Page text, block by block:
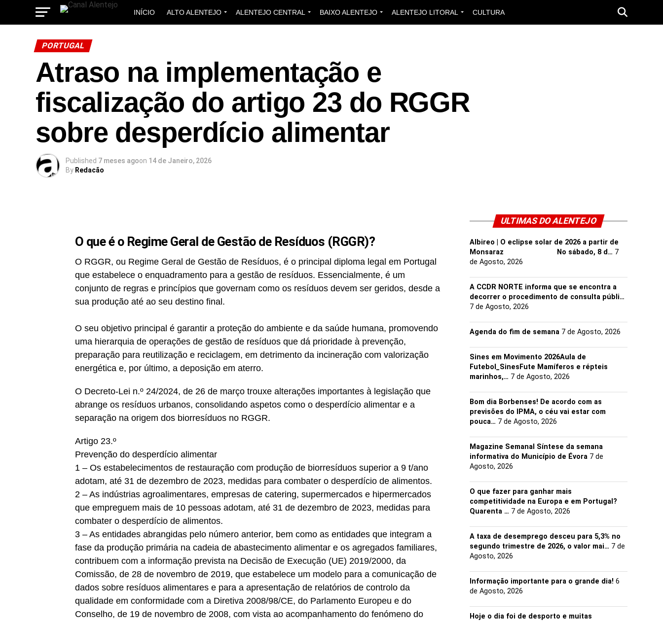
INÍCIO ALTO ALENTEJO ALENTEJO CENTRAL BAIXO ALENTEJO ALENTEJO LITORAL CULTURA
PORTUGAL
Atraso na implementação e
fiscalização do artigo 23 do RGGR
sobre desperdício alimentar
Published 7 meses agoon 14 de Janeiro, 2026
By Redacão
O que é o Regime Geral de Gestão de Resíduos (RGGR)?
O RGGR, ou Regime Geral de Gestão de Resíduos, é o principal diploma legal em Portugal
que estabelece o enquadramento para a gestão de resíduos. Essencialmente, é um
conjunto de regras e princípios que governam como os resíduos devem ser geridos, desde a
sua produção até ao seu destino final.
O seu objetivo principal é garantir a proteção do ambiente e da saúde humana, promovendo
uma hierarquia de operações de gestão de resíduos que dá prioridade à prevenção,
preparação para reutilização e reciclagem, em detrimento da incineração com valorização
energética e, por último, a deposição em aterro.
O Decreto-Lei n.º 24/2024, de 26 de março trouxe alterações importantes à legislação que
abrange os resíduos urbanos, consolidando aspetos como o desperdício alimentar e a
separação na origem dos biorresíduos no RGGR.
Artigo 23.º
Prevenção do desperdício alimentar
1 – Os estabelecimentos de restauração com produção de biorresíduos superior a 9 t/ano
adotam, até 31 de dezembro de 2023, medidas para combater o desperdício de alimentos.
2 – As indústrias agroalimentares, empresas de catering, supermercados e hipermercados
que empreguem mais de 10 pessoas adotam, até 31 de dezembro de 2023, medidas para
combater o desperdício de alimentos.
3 – As entidades abrangidas pelo número anterior, bem como as entidades que integram a
fase da produção primária na cadeia de abastecimento alimentar e os agregados familiares,
contribuem com a informação prevista na Decisão de Execução (UE) 2019/2000, da
Comissão, de 28 de novembro de 2019, que estabelece um modelo para a comunicação de
dados sobre resíduos alimentares e para a apresentação de relatórios de controlo da
qualidade em conformidade com a Diretiva 2008/98/CE, do Parlamento Europeu e do
Conselho, de 19 de novembro de 2008, com vista ao acompanhamento do fenómeno do
ULTIMAS DO ALENTEJO
Albireo | O eclipse solar de 2026 a partir de
Monsaraz ⠀⠀⠀⠀⠀⠀⠀⠀⠀⠀ No sábado, 8 d… 7
de Agosto, 2026
A CCDR NORTE informa que se encontra a
decorrer o procedimento de consulta públi…
7 de Agosto, 2026
Agenda do fim de semana 7 de Agosto, 2026
Sines em Movimento 2026Aula de
Futebol_SinesFute Mamíferos e répteis
marinhos,… 7 de Agosto, 2026
Bom dia Borbenses! De acordo com as
previsões do IPMA, o céu vai estar com
pouca… 7 de Agosto, 2026
Magazine Semanal Síntese da semana
informativa do Município de Évora 7 de
Agosto, 2026
O que fazer para ganhar mais
competitividade na Europa e em Portugal?
Quarenta … 7 de Agosto, 2026
A taxa de desemprego desceu para 5,3% no
segundo trimestre de 2026, o valor mai… 7 de
Agosto, 2026
Informação importante para o grande dia! 6
de Agosto, 2026
Hoje o dia foi de desporto e muitas